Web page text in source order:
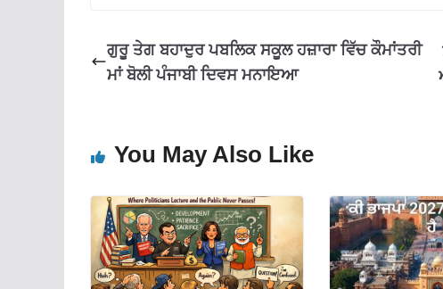
k p
ਗੁਰੂ ਤੇਗ ਬਹਾਦੁਰ ਪਬਲਿਕ ਸਕੂਲ ਹਜ਼ਾਰਾ ਵਿੱਚ ਕੌਮਾਂਤਰੀ
ਮਾਂ ਬੋਲੀ ਪੰਜਾਬੀ ਦਿਵਸ ਮਨਾਇਆ
You May Also Like